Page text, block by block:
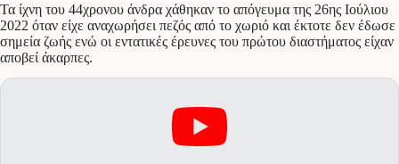
Τα ίχνη του 44χρονου άνδρα χάθηκαν το απόγευμα της 26ης Ιούλιου
2022 όταν είχε αναχωρήσει πεζός από το χωριό και έκτοτε δεν έδωσε
σημεία ζωής ενώ οι εντατικές έρευνες του πρώτου διαστήματος είχαν
αποβεί άκαρπες.